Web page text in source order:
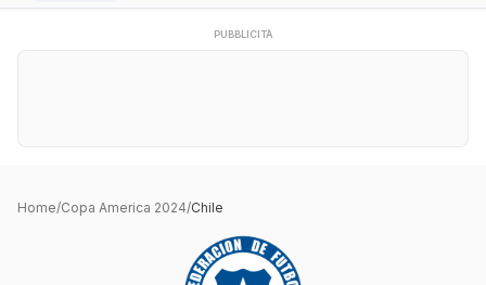
PUBBLICITÀ
Home/Copa America 2024/Chile